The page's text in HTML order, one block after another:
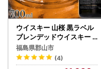
ウイスキー 山桜 黒ラベル
ブレンデッドウイスキー 7
00ml
福島県郡山市
(4)